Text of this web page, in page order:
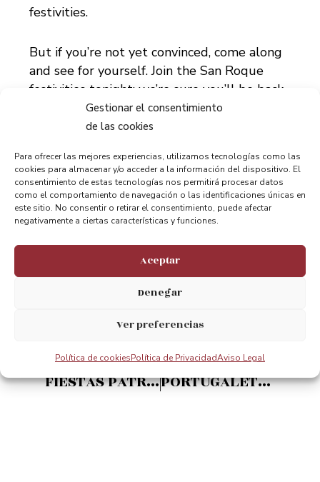
Gestionar el consentimiento
de las cookies
Para ofrecer las mejores experiencias, utilizamos tecnologías como las
cookies para almacenar y/o acceder a la información del dispositivo. El
consentimiento de estas tecnologías nos permitirá procesar datos
como el comportamiento de navegación o las identificaciones únicas en
este sitio. No consentir o retirar el consentimiento, puede afectar
negativamente a ciertas características y funciones.
Aceptar
Denegar
Ver preferencias
Política de cookiesPolítica de PrivacidadAviso Legal
festivities.
But if you’re not yet convinced, come along
and see for yourself. Join the San Roque
festivities tonight; we’re sure you’ll be back
tomorrow.
Compartir:
ANTERIOR
FIESTAS PATRONALES DE PORTUGALETE (San Roque)
PRÓXIMO
PORTUGALETEKO ZAINDARIAREN JAIAK (San Roque)